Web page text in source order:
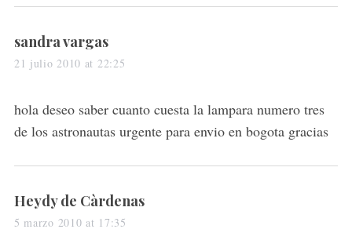
s
a
s
:
sandra vargas
21 julio 2010 at 22:25
hola deseo saber cuanto cuesta la lampara numero tres
de los astronautas urgente para envio en bogota gracias
s
a
Heydy de Càrdenas
5 marzo 2010 at 17:35